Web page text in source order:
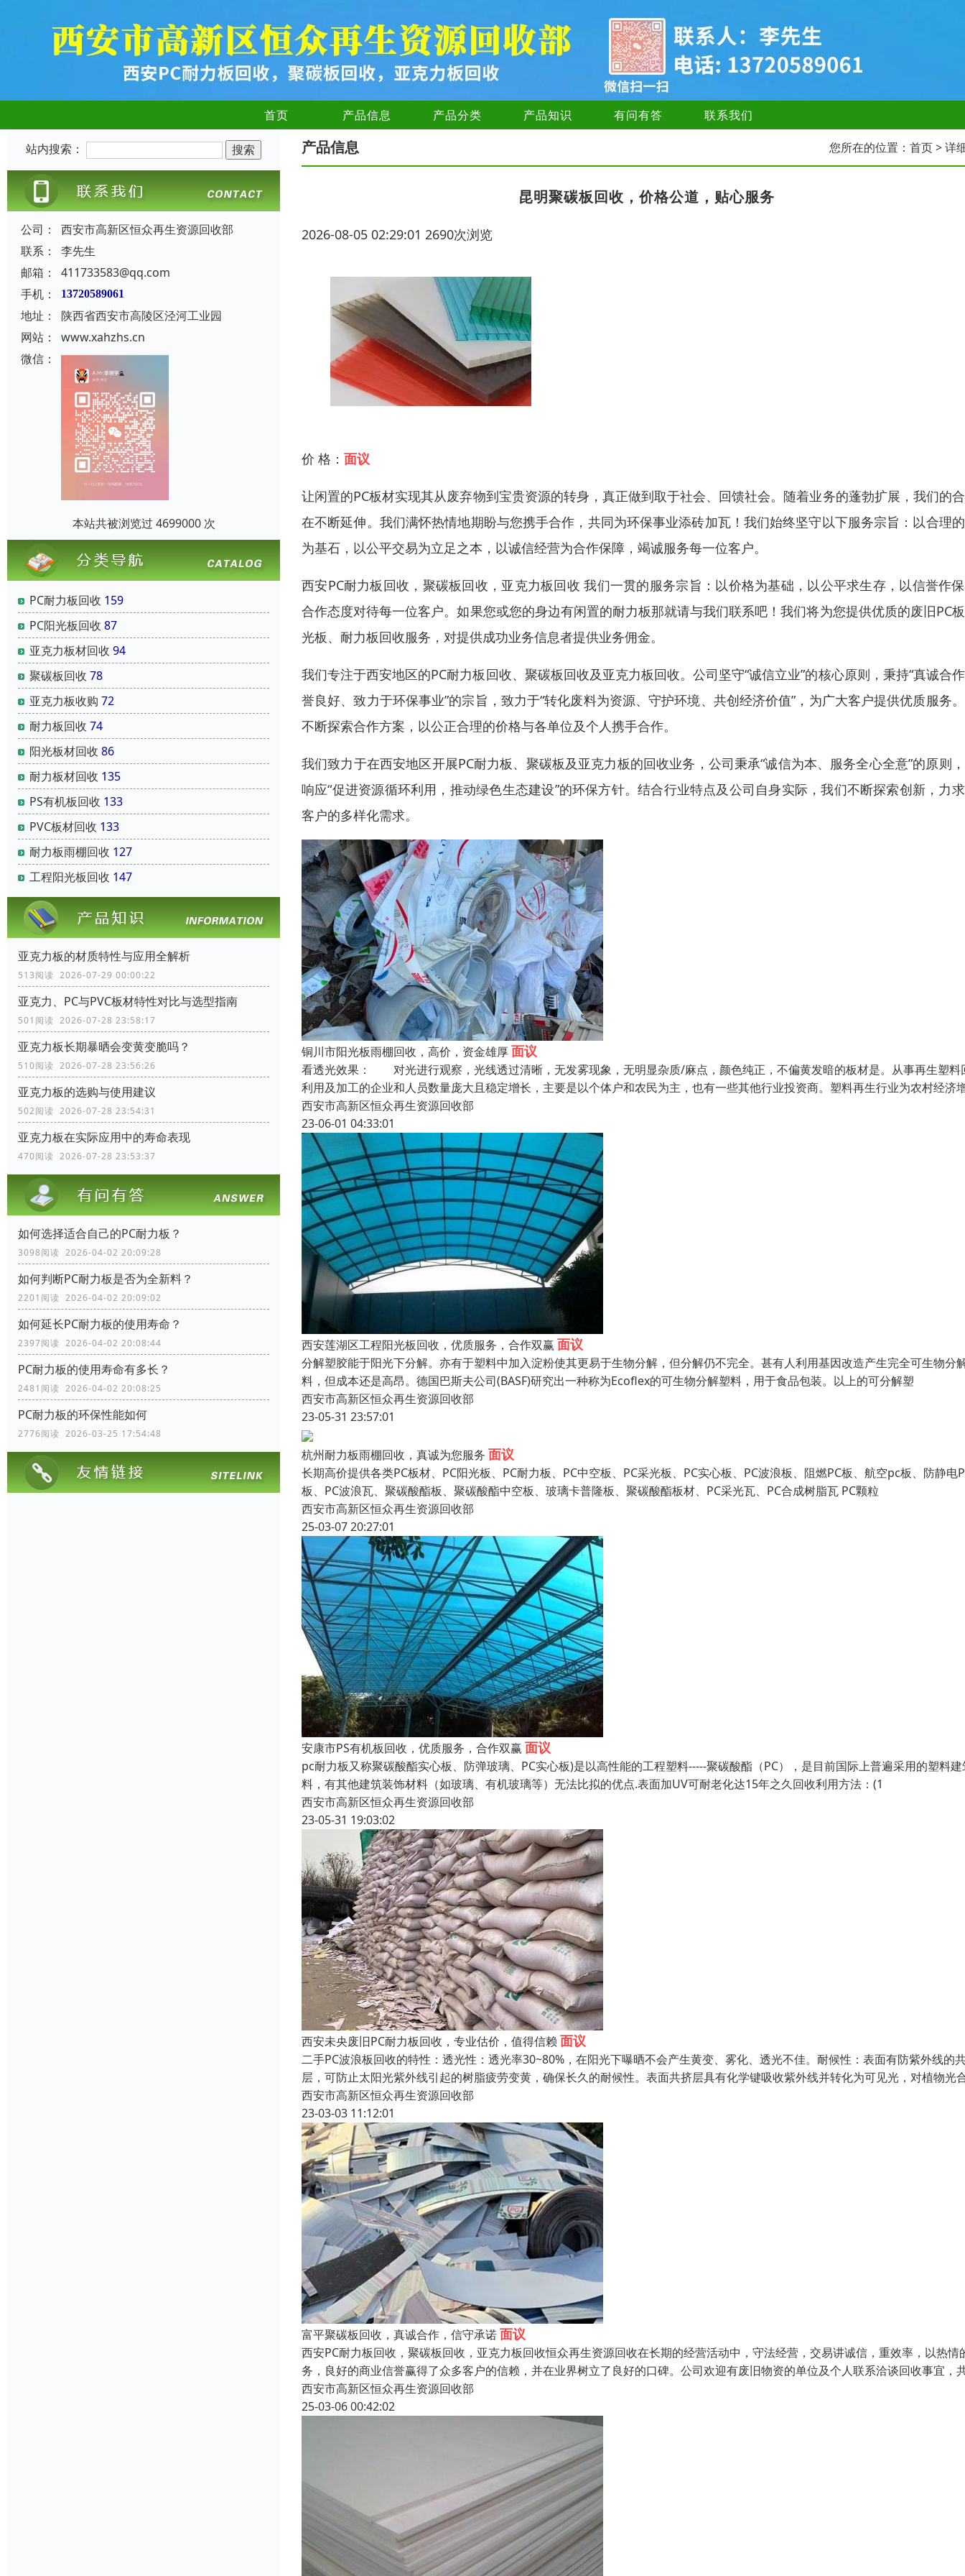
首页 产品信息 产品分类 产品知识 有问有答 联系我们
站内搜索：
公司：
西安市高新区恒众再生资源回收部
联系：
李先生
邮箱：
411733583@qq.com
手机：
13720589061
地址：
陕西省西安市高陵区泾河工业园
网站：
www.xahzhs.cn
微信：
本站共被浏览过 4699000 次
PC耐力板回收 159
PC阳光板回收 87
亚克力板材回收 94
聚碳板回收 78
亚克力板收购 72
耐力板回收 74
阳光板材回收 86
耐力板材回收 135
PS有机板回收 133
PVC板材回收 133
耐力板雨棚回收 127
工程阳光板回收 147
亚克力板的材质特性与应用全解析
513阅读 2026-07-29 00:00:22
亚克力、PC与PVC板材特性对比与选型指南
501阅读 2026-07-28 23:58:17
亚克力板长期暴晒会变黄变脆吗？
510阅读 2026-07-28 23:56:26
亚克力板的选购与使用建议
502阅读 2026-07-28 23:54:31
亚克力板在实际应用中的寿命表现
470阅读 2026-07-28 23:53:37
如何选择适合自己的PC耐力板？
3098阅读 2026-04-02 20:09:28
如何判断PC耐力板是否为全新料？
2201阅读 2026-04-02 20:09:02
如何延长PC耐力板的使用寿命？
2397阅读 2026-04-02 20:08:44
PC耐力板的使用寿命有多长？
2481阅读 2026-04-02 20:08:25
PC耐力板的环保性能如何
2776阅读 2026-03-25 17:54:48
产品信息 您所在的位置： 首页> 详
昆明聚碳板回收，价格公道，贴心服务
2026-08-05 02:29:01 2690次浏览
价 格： 面议
让闲置的PC板材实现其从废弃物到宝贵资源的转身，真正做到取于社会、回馈社会。随着业务的蓬勃扩展，我们的
在不断延伸。我们满怀热情地期盼与您携手合作，共同为环保事业添砖加瓦！我们始终坚守以下服务宗旨：以合理
为基石，以公平交易为立足之本，以诚信经营为合作保障，竭诚服务每一位客户。
西安PC耐力板回收，聚碳板回收，亚克力板回收 我们一贯的服务宗旨：以价格为基础，以公平求生存，以信誉作
合作态度对待每一位客户。如果您或您的身边有闲置的耐力板那就请与我们联系吧！我们将为您提供优质的废旧PC
光板、耐力板回收服务，对提供成功业务信息者提供业务佣金。
我们专注于西安地区的PC耐力板回收、聚碳板回收及亚克力板回收。公司坚守“诚信立业”的核心原则，秉持“真诚合
誉良好、致力于环保事业”的宗旨，致力于“转化废料为资源、守护环境、共创经济价值”，为广大客户提供优质服务
不断探索合作方案，以公正合理的价格与各单位及个人携手合作。
我们致力于在西安地区开展PC耐力板、聚碳板及亚克力板的回收业务，公司秉承“诚信为本、服务全心全意”的原则
响应“促进资源循环利用，推动绿色生态建设”的环保方针。结合行业特点及公司自身实际，我们不断探索创新，力
客户的多样化需求。
铜川市阳光板雨棚回收，高价，资金雄厚面议
看透光效果： 对光进行观察，光线透过清晰，无发雾现象，无明显杂质/麻点，颜色纯正，不偏黄发暗的板材是。从事再生塑料
利用及加工的企业和人员数量庞大且稳定增长，主要是以个体户和农民为主，也有一些其他行业投资商。塑料再生行业为农村经济
西安市高新区恒众再生资源回收部
23-06-01 04:33:01
西安莲湖区工程阳光板回收，优质服务，合作双赢面议
分解塑胶能于阳光下分解。亦有于塑料中加入淀粉使其更易于生物分解，但分解仍不完全。甚有人利用基因改造产生完全可生物分
料，但成本还是高昂。德国巴斯夫公司(BASF)研究出一种称为Ecoflex的可生物分解塑料，用于食品包装。以上的可分解塑
西安市高新区恒众再生资源回收部
23-05-31 23:57:01
杭州耐力板雨棚回收，真诚为您服务 面议
长期高价提供各类PC板材、PC阳光板、PC耐力板、PC中空板、PC采光板、PC实心板、PC波浪板、阻燃PC板、航空pc板、防静电
板、PC波浪瓦、聚碳酸酯板、聚碳酸酯中空板、玻璃卡普隆板、聚碳酸酯板材、PC采光瓦、PC合成树脂瓦 PC颗粒
西安市高新区恒众再生资源回收部
25-03-07 20:27:01
安康市PS有机板回收，优质服务，合作双赢面议
pc耐力板又称聚碳酸酯实心板、防弹玻璃、PC实心板)是以高性能的工程塑料-----聚碳酸酯（PC），是目前国际上普遍采用的塑料
料，有其他建筑装饰材料（如玻璃、有机玻璃等）无法比拟的优点.表面加UV可耐老化达15年之久回收利用方法：(1
西安市高新区恒众再生资源回收部
23-05-31 19:03:02
西安未央废旧PC耐力板回收，专业估价，值得信赖 面议
二手PC波浪板回收的特性：透光性：透光率30~80%，在阳光下曝晒不会产生黄变、雾化、透光不佳。耐候性：表面有防紫外线的
层，可防止太阳光紫外线引起的树脂疲劳变黄，确保长久的耐候性。表面共挤层具有化学键吸收紫外线并转化为可见光，对植物光
西安市高新区恒众再生资源回收部
23-03-03 11:12:01
富平聚碳板回收，真诚合作，信守承诺面议
西安PC耐力板回收，聚碳板回收，亚克力板回收恒众再生资源回收在长期的经营活动中，守法经营，交易讲诚信，重效率，以热情
务，良好的商业信誉赢得了众多客户的信赖，并在业界树立了良好的口碑。公司欢迎有废旧物资的单位及个人联系洽谈回收事宜，
西安市高新区恒众再生资源回收部
25-03-06 00:42:02